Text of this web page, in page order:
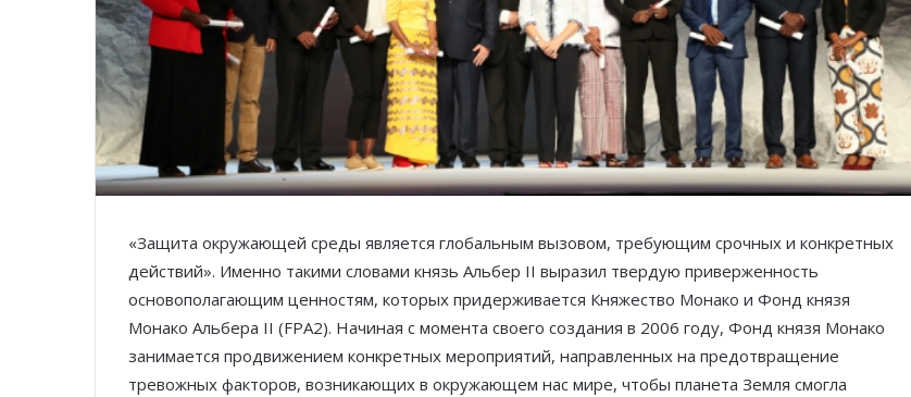
«Защита окружающей среды является глобальным вызовом, требующим срочных и конкретных
действий». Именно такими словами князь Альбер II выразил твердую приверженность
основополагающим ценностям, которых придерживается Княжество Монако и Фонд князя
Монако Альбера II (FPA2). Начиная с момента своего создания в 2006 году, Фонд князя Монако
занимается продвижением конкретных мероприятий, направленных на предотвращение
тревожных факторов, возникающих в окружающем нас мире, чтобы планета Земля смогла